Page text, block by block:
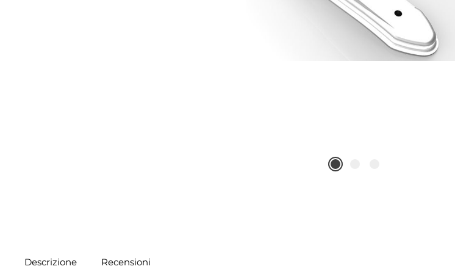
Descrizione Recensioni